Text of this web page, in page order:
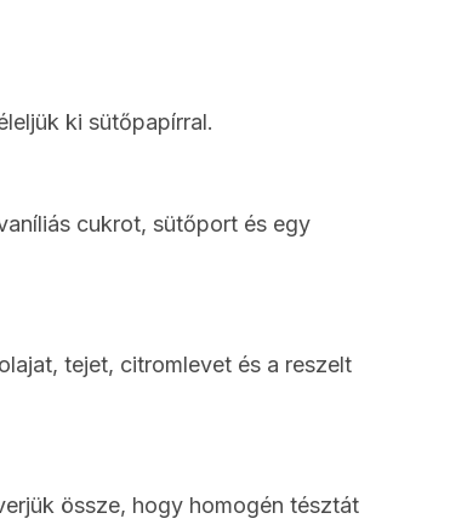
ki sütőpapírral.
cukrot, sütőport és egy
tejet, citromlevet és a reszelt
össze, hogy homogén tésztát